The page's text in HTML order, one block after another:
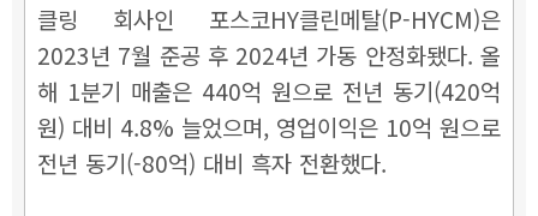
클링 회사인 포스코HY클린메탈(P-HYCM)은
2023년 7월 준공 후 2024년 가동 안정화됐다. 올
해 1분기 매출은 440억 원으로 전년 동기(420억
원) 대비 4.8% 늘었으며, 영업이익은 10억 원으로
전년 동기(-80억) 대비 흑자 전환했다.